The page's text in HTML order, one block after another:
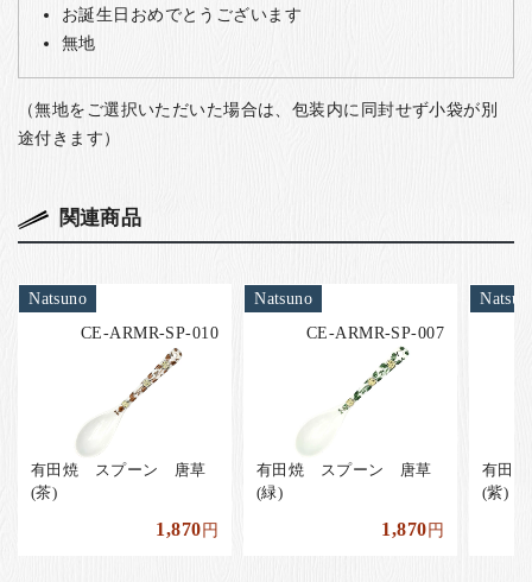
お誕生日おめでとうございます
無地
（無地をご選択いただいた場合は、包装内に同封せず小袋が別
途付きます）
関連商品
Natsuno
CE-ARMR-SP-010
有田焼 スプーン 唐草
(茶)
1,870円
Natsuno
CE-ARMR-SP-007
有田焼 スプーン 唐草
(緑)
1,870円
有田
(紫)